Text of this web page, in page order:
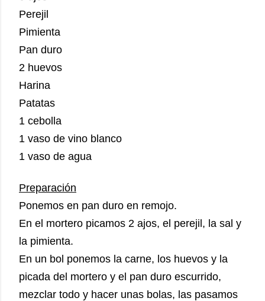
Perejil
Pimienta
Pan duro
2 huevos
Harina
Patatas
1 cebolla
1 vaso de vino blanco
1 vaso de agua
Preparación
Ponemos en pan duro en remojo.
En el mortero picamos 2 ajos, el perejil, la sal y
la pimienta.
En un bol ponemos la carne, los huevos y la
picada del mortero y el pan duro escurrido,
mezclar todo y hacer unas bolas, las pasamos